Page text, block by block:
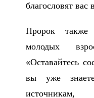
благословят
Пророк также
молодых
«Оставайтесь
вы уже
источникам,